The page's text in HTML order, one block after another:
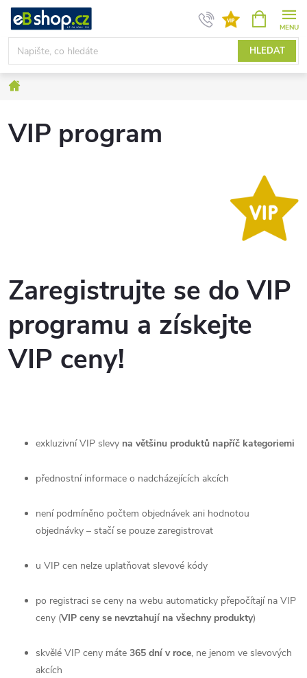
Přejít
obsah
HLEDAT
NÁKUPNÍ
KOŠÍK
VIP program
Zaregistrujte se do VIP
programu a získejte
VIP ceny!
exkluzivní VIP slevy na většinu produktů napříč kategoriemi
přednostní informace o nadcházejících akcích
není podmíněno počtem objednávek ani hodnotou
objednávky – stačí se pouze zaregistrovat
u VIP cen nelze uplatňovat slevové kódy
po registraci se ceny na webu automaticky přepočítají na VIP
ceny (VIP ceny se nevztahují na všechny produkty)
skvělé VIP ceny máte 365 dní v roce, ne jenom ve slevových
akcích